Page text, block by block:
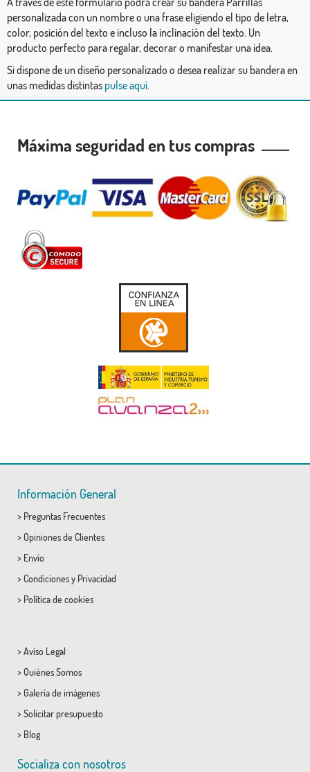
personalizada con un nombre o una frase eligiendo el tipo de letra,
color, posición del texto e incluso la inclinación del texto. Un
producto perfecto para regalar, decorar o manifestar una idea.
Si dispone de un diseño personalizado o desea realizar su bandera en
unas medidas distintas pulse aquí.
Máxima seguridad en tus compras
Información General
> Preguntas Frecuentes
> Opiniones de Clientes
> Envío
> Condicionesy Privacidad
> Política de cookies
> Aviso Legal
> Quiénes Somos
> Galería de imágenes
> Solicitar presupuesto
> Blog
Socializa con nosotros